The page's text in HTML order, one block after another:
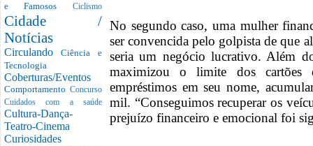
e Famosos Ciclismo
Cidade /
Notícias
CirculandoCiência e
Tecnologia
Coberturas/Eventos
Comportamento Concurso
Cuidados com a saúde
Cultura-Dança-
Teatro-Cinema
Curiosidades
No segundo caso, uma mulher
ser convencida pelo golpista de que
seria um negócio lucrativo. Além
maximizou o limite dos
empréstimos em seu nome,
mil. “Conseguimos recuperar os
prejuízo financeiro e emocional foi